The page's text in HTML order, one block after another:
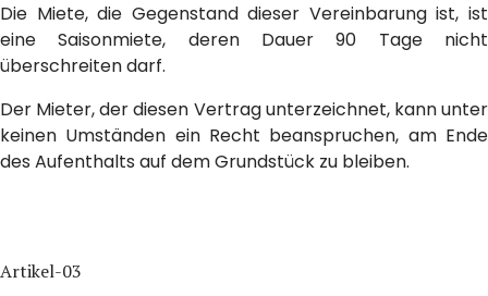
Die Miete, die Gegenstand dieser Vereinbarung ist, ist
eine Saisonmiete, deren Dauer 90 Tage nicht
überschreiten darf.
Der Mieter, der diesen Vertrag unterzeichnet, kann unter
keinen Umständen ein Recht beanspruchen, am Ende
des Aufenthalts auf dem Grundstück zu bleiben.
Artikel-03